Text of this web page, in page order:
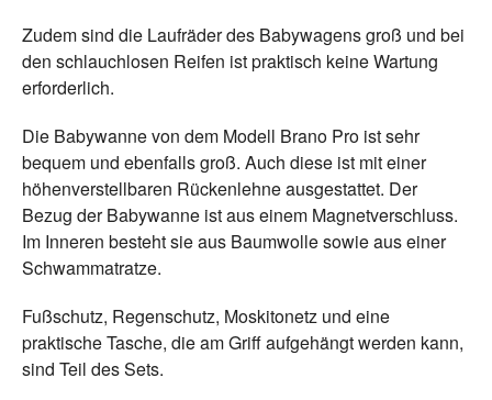
Zudem sind die Laufräder des Babywagens groß und bei
den schlauchlosen Reifen ist praktisch keine Wartung
erforderlich.
Die Babywanne von dem Modell Brano Pro ist sehr
bequem und ebenfalls groß. Auch diese ist mit einer
höhenverstellbaren Rückenlehne ausgestattet. Der
Bezug der Babywanne ist aus einem Magnetverschluss.
Im Inneren besteht sie aus Baumwolle sowie aus einer
Schwammatratze.
Fußschutz, Regenschutz, Moskitonetz und eine
praktische Tasche, die am Griff aufgehängt werden kann,
sind Teil des Sets.